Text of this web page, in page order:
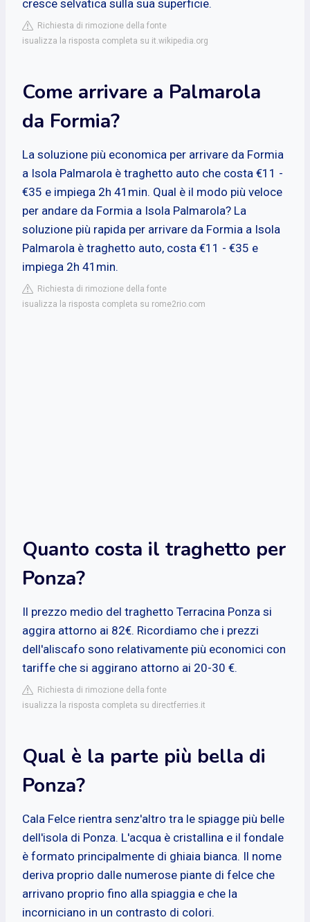
cresce selvatica sulla sua superficie.
Richiesta di rimozione della fonte
isualizza la risposta completa su it.wikipedia.org
Come arrivare a Palmarola
da Formia?
La soluzione più economica per arrivare da Formia
a Isola Palmarola è traghetto auto che costa €11 -
€35 e impiega 2h 41min. Qual è il modo più veloce
per andare da Formia a Isola Palmarola? La
soluzione più rapida per arrivare da Formia a Isola
Palmarola è traghetto auto, costa €11 - €35 e
impiega 2h 41min.
Richiesta di rimozione della fonte
isualizza la risposta completa su rome2rio.com
Quanto costa il traghetto per
Ponza?
Il prezzo medio del traghetto Terracina Ponza si
aggira attorno ai 82€. Ricordiamo che i prezzi
dell'aliscafo sono relativamente più economici con
tariffe che si aggirano attorno ai 20-30 €.
Richiesta di rimozione della fonte
isualizza la risposta completa su directferries.it
Qual è la parte più bella di
Ponza?
Cala Felce rientra senz'altro tra le spiagge più belle
dell'isola di Ponza. L'acqua è cristallina e il fondale
è formato principalmente di ghiaia bianca. Il nome
deriva proprio dalle numerose piante di felce che
arrivano proprio fino alla spiaggia e che la
incorniciano in un contrasto di colori.